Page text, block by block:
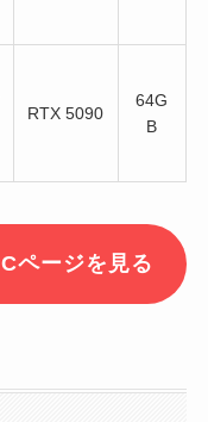
RTX 5090
64G
B
ページを見る